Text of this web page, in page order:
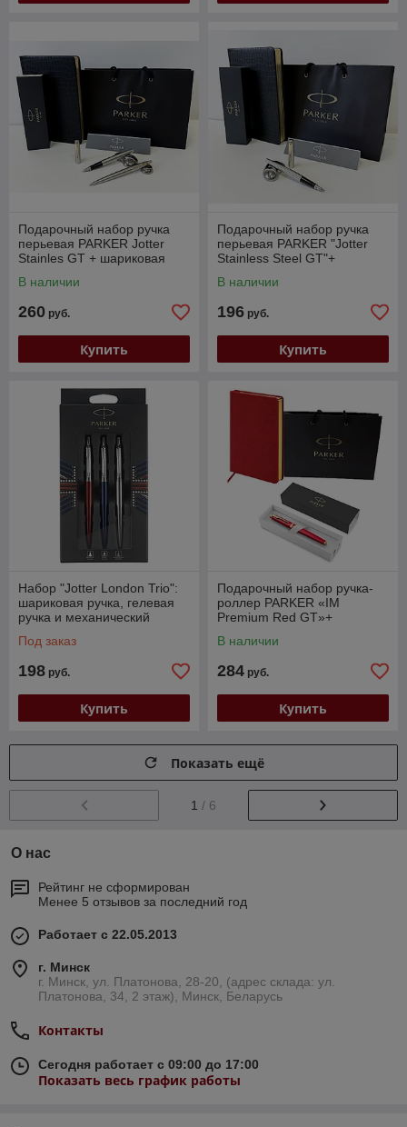
Подарочный набор ручка
перьевая PARKER Jotter
Stainles GT + шариковая
(880889)
В наличии
260 руб.
Купить
Подарочный набор ручка
перьевая PARKER "Jotter
Stainless Steel GT"+
пакет (880885)
В наличии
196 руб.
Купить
Набор "Jotter London Trio":
шариковая ручка, гелевая
ручка и механический
(Паркер) (2032740)
Под заказ
198 руб.
Купить
Подарочный набор ручка-
роллер PARKER «IM
Premium Red GT»+
пакет (880881R)
В наличии
284 руб.
Купить
Показать ещё
1 / 6
О нас
Рейтинг не сформирован
Менее 5 отзывов за последний год
Работает с 22.05.2013
г. Минск
г. Минск, ул. Платонова, 28-20, (адрес склада: ул.
Платонова, 34, 2 этаж), Минск, Беларусь
Контакты
Сегодня работает с 09:00 до 17:00
Показать весь график работы